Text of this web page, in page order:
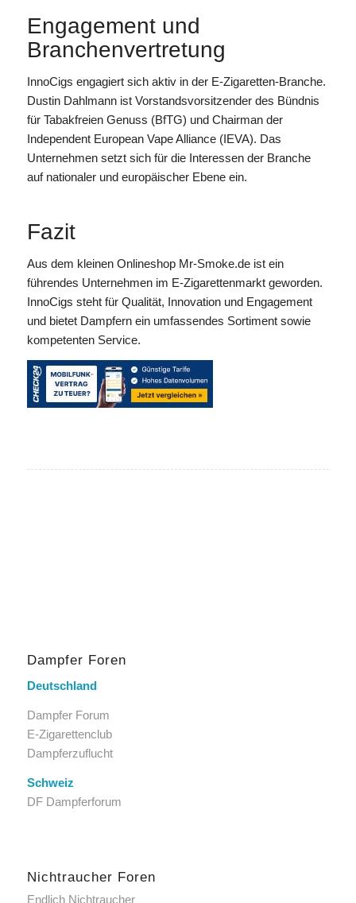
Engagement und
Branchenvertretung
InnoCigs engagiert sich aktiv in der E-Zigaretten-Branche.
Dustin Dahlmann ist Vorstandsvorsitzender des Bündnis
für Tabakfreien Genuss (BfTG) und Chairman der
Independent European Vape Alliance (IEVA). Das
Unternehmen setzt sich für die Interessen der Branche
auf nationaler und europäischer Ebene ein.
Fazit
Aus dem kleinen Onlineshop Mr-Smoke.de ist ein
führendes Unternehmen im E-Zigarettenmarkt geworden.
InnoCigs steht für Qualität, Innovation und Engagement
und bietet Dampfern ein umfassendes Sortiment sowie
kompetenten Service.
Dampfer Foren
Deutschland
Dampfer Forum
E-Zigarettenclub
Dampferzuflucht
Schweiz
DF Dampferforum
Nichtraucher Foren
Endlich Nichtraucher